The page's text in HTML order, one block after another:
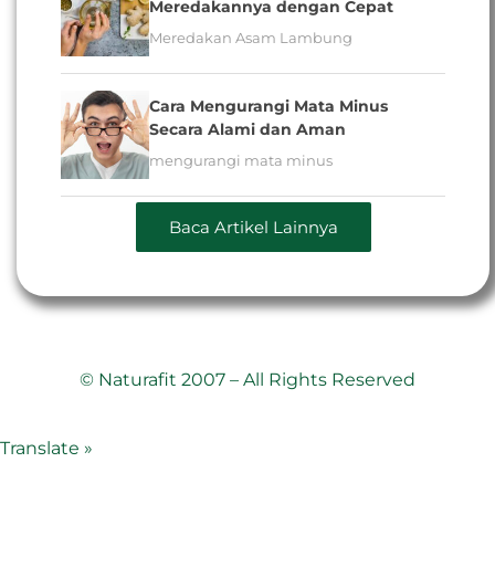
dengan Cepat
Meredakan Asam Lambung
Cara Mengurangi Mata Minus Secara Alami
dan Aman
mengurangi mata minus
Baca Artikel Lainnya
Translate »